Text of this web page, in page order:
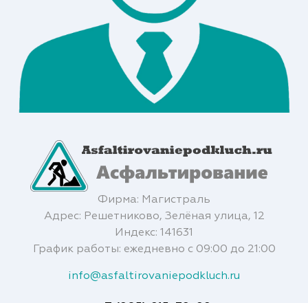
Фирма: Магистраль
Адрес: Решетниково, Зелёная улица, 12
Индекс: 141631
График работы: ежедневно с 09:00 до 21:00
info@asfaltirovaniepodkluch.ru